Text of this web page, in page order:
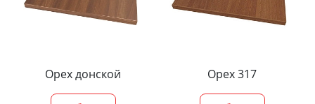
Орех донской Орех 317